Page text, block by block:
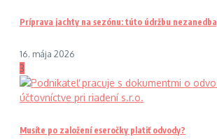
Príprava jachty na sezónu: túto údržbu
16. mája 2026
3
Musíte po založení eseročky platiť odvody?